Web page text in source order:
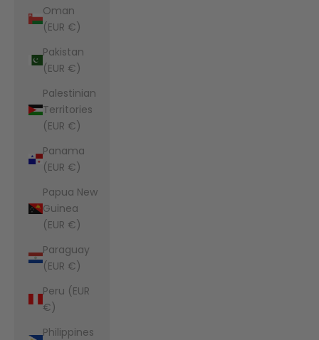
Oman
(EUR €)
Pakistan
(EUR €)
Palestinian
Territories
(EUR €)
Panama
(EUR €)
Papua New
Guinea
(EUR €)
Paraguay
(EUR €)
Peru (EUR
€)
Philippines